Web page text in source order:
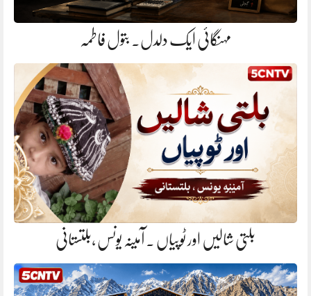
مہنگائی ایک دلدل. بتول فاطمہ
بلتی شالیں اور ٹوپیاں . آمینہ یونس ،بلتستانی